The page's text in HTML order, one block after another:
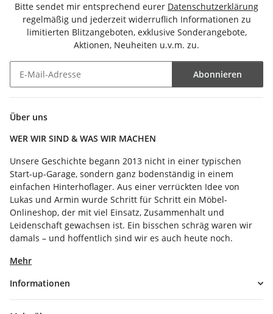
Bitte sendet mir entsprechend eurer Datenschutzerklärung
regelmäßig und jederzeit widerruflich Informationen zu
limitierten Blitzangeboten, exklusive Sonderangebote,
Aktionen, Neuheiten u.v.m. zu.
Abonnieren
Über uns
WER WIR SIND & WAS WIR MACHEN
Unsere Geschichte begann 2013 nicht in einer typischen
Start-up-Garage, sondern ganz bodenständig in einem
einfachen Hinterhoflager. Aus einer verrückten Idee von
Lukas und Armin wurde Schritt für Schritt ein Möbel-
Onlineshop, der mit viel Einsatz, Zusammenhalt und
Leidenschaft gewachsen ist. Ein bisschen schräg waren wir
damals – und hoffentlich sind wir es auch heute noch.
Mehr
Informationen